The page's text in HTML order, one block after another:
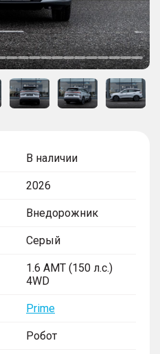
В наличии
2026
Внедорожник
Серый
1.6 AMT (150 л.с.)
4WD
Prime
Робот